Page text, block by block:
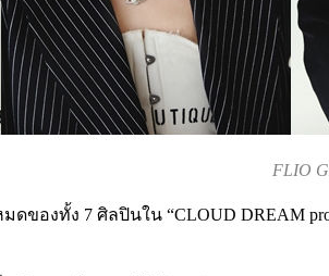
FLIO
ของทั้ง 7 ศิลปินใน “CLOUD DREAM